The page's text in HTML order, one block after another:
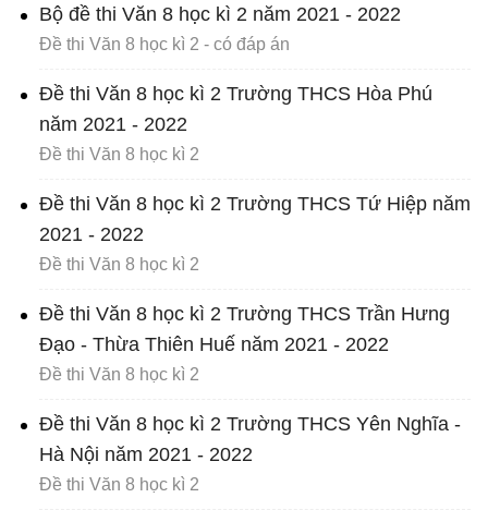
Bộ đề thi Văn 8 học kì 2 năm 2021 - 2022
Đề thi Văn 8 học kì 2 - có đáp án
Đề thi Văn 8 học kì 2 Trường THCS Hòa Phú
năm 2021 - 2022
Đề thi Văn 8 học kì 2
Đề thi Văn 8 học kì 2 Trường THCS Tứ Hiệp năm
2021 - 2022
Đề thi Văn 8 học kì 2
Đề thi Văn 8 học kì 2 Trường THCS Trần Hưng
Đạo - Thừa Thiên Huế năm 2021 - 2022
Đề thi Văn 8 học kì 2
Đề thi Văn 8 học kì 2 Trường THCS Yên Nghĩa -
Hà Nội năm 2021 - 2022
Đề thi Văn 8 học kì 2